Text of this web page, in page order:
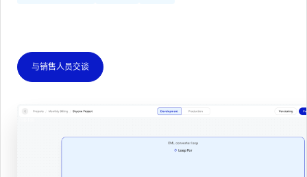
与销售人员交谈